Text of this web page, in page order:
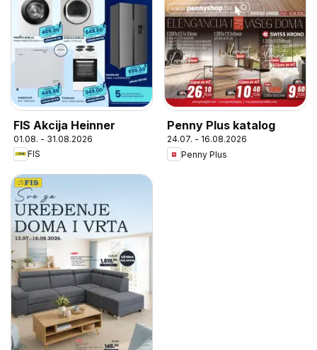
FIS Akcija Heinner
01.08. - 31.08.2026
FIS
Penny Plus katalog
24.07. - 16.08.2026
Penny Plus